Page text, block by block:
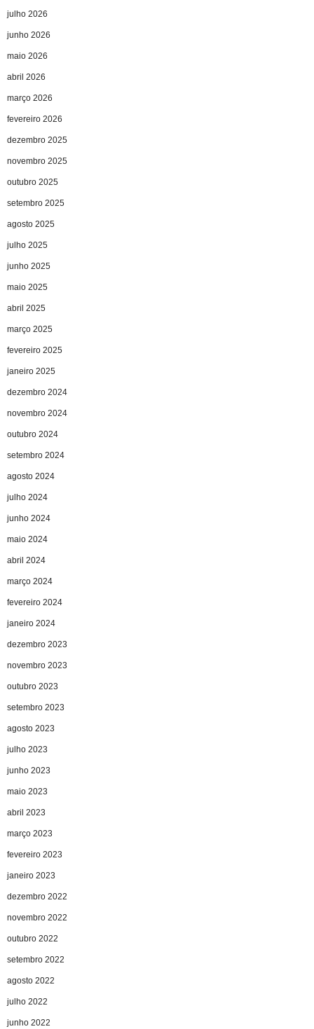
julho 2026
junho 2026
maio 2026
abril 2026
março 2026
fevereiro 2026
dezembro 2025
novembro 2025
outubro 2025
setembro 2025
agosto 2025
julho 2025
junho 2025
maio 2025
abril 2025
março 2025
fevereiro 2025
janeiro 2025
dezembro 2024
novembro 2024
outubro 2024
setembro 2024
agosto 2024
julho 2024
junho 2024
maio 2024
abril 2024
março 2024
fevereiro 2024
janeiro 2024
dezembro 2023
novembro 2023
outubro 2023
setembro 2023
agosto 2023
julho 2023
junho 2023
maio 2023
abril 2023
março 2023
fevereiro 2023
janeiro 2023
dezembro 2022
novembro 2022
outubro 2022
setembro 2022
agosto 2022
julho 2022
junho 2022